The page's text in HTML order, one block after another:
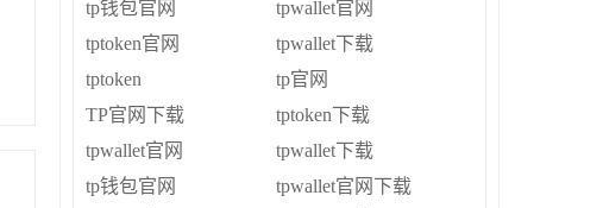
tp钱包官网
tpwallet官网
tptoken官网
tpwallet下载
tptoken
tp官网
TP官网下载
tptoken下载
tpwallet官网
tpwallet下载
tp钱包官网
tpwallet官网下载